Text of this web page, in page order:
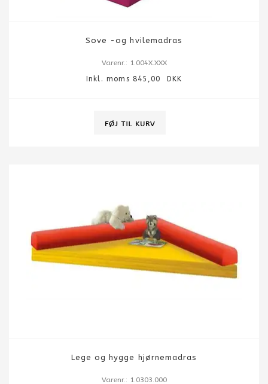
Sove -og hvilemadras
Varenr.: 1.004X.XXX
Inkl. moms 845,00 DKK
Lege og hygge hjørnemadras
Varenr.: 1.0303.000